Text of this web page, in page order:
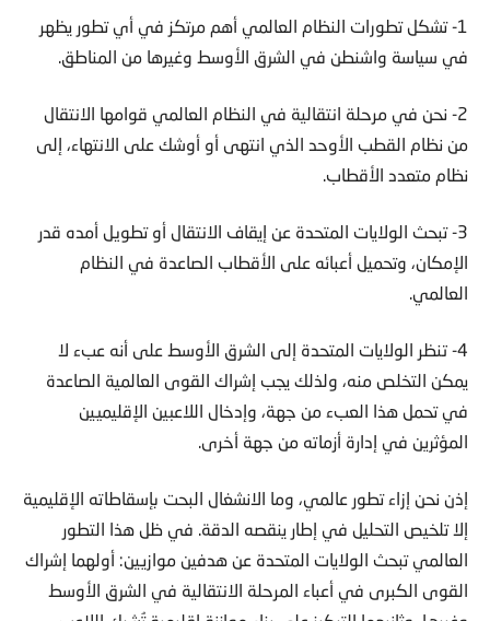
1- تشكل تطورات النظام العالمي أهم مرتكز في أي تطور يظهر
في سياسة واشنطن في الشرق الأوسط وغيرها من المناطق.
2- نحن في مرحلة انتقالية في النظام العالمي قوامها الانتقال
من نظام القطب الأوحد الذي انتهى أو أوشك على الانتهاء، إلى
نظام متعدد الأقطاب.
3- تبحث الولايات المتحدة عن إيقاف الانتقال أو تطويل أمده قدر
الإمكان، وتحميل أعبائه على الأقطاب الصاعدة في النظام
العالمي.
4- تنظر الولايات المتحدة إلى الشرق الأوسط على أنه عبء لا
يمكن التخلص منه، ولذلك يجب إشراك القوى العالمية الصاعدة
في تحمل هذا العبء من جهة، وإدخال اللاعبين الإقليميين
المؤثرين في إدارة أزماته من جهة أخرى.
إذن نحن إزاء تطور عالمي، وما الانشغال البحت بإسقاطاته الإقليمية
إلا تلخيص التحليل في إطار ينقصه الدقة. في ظل هذا التطور
العالمي تبحث الولايات المتحدة عن هدفين موازيين: أولهما إشراك
القوى الكبرى في أعباء المرحلة الانتقالية في الشرق الأوسط